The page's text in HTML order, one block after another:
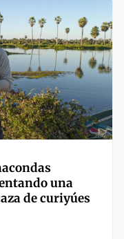
una
de curiyúes